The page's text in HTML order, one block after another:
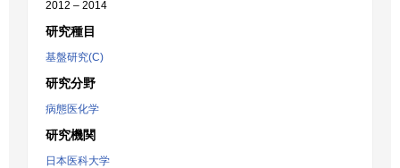
2012 – 2014
研究種目
基盤研究(C)
研究分野
病態医化学
研究機関
日本医科大学